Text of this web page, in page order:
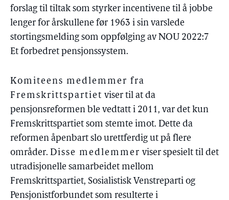
forslag til tiltak som styrker incentivene til å jobbe
lenger for årskullene før 1963 i sin varslede
stortingsmelding som oppfølging av NOU 2022:7
Et forbedret pensjonssystem.
Komiteens medlemmer fra
Fremskrittspartiet viser til at da
pensjonsreformen ble vedtatt i 2011, var det kun
Fremskrittspartiet som stemte imot. Dette da
reformen åpenbart slo urettferdig ut på flere
områder. Disse medlemmer viser spesielt til det
utradisjonelle samarbeidet mellom
Fremskrittspartiet, Sosialistisk Venstreparti og
Pensjonistforbundet som resulterte i